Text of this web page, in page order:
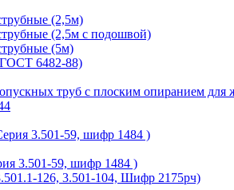
(2,5м)
(2,5м с подошвой)
(5м)
6482-88)
труб с плоским опиранием для
3.501-59, шифр 1484 )
3.501-59, шифр 1484 )
126, 3.501-104, Шифр 2175рч)